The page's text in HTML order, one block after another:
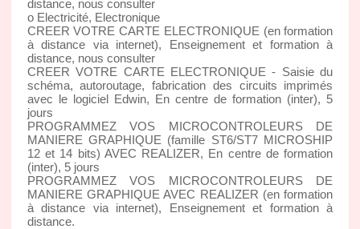
distance, nous consulter
o Electricité, Electronique
CREER VOTRE CARTE ELECTRONIQUE (en formation
à distance via internet), Enseignement et formation à
distance, nous consulter
CREER VOTRE CARTE ELECTRONIQUE - Saisie du
schéma, autoroutage, fabrication des circuits imprimés
avec le logiciel Edwin, En centre de formation (inter), 5
jours
PROGRAMMEZ VOS MICROCONTROLEURS DE
MANIERE GRAPHIQUE (famille ST6/ST7 MICROSHIP
12 et 14 bits) AVEC REALIZER, En centre de formation
(inter), 5 jours
PROGRAMMEZ VOS MICROCONTROLEURS DE
MANIERE GRAPHIQUE AVEC REALIZER (en formation
à distance via internet), Enseignement et formation à
distance.